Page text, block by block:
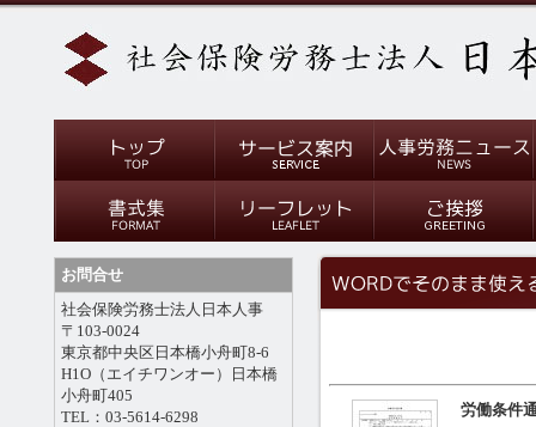
労働条件
お問合せ
社会保険労務士法人日本人事
〒103-0024
東京都中央区日本橋小舟町8-6
H1O（エイチワンオー）日本橋
小舟町405
TEL：03-5614-6298